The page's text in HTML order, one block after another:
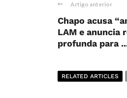
Artigo anterior
Chapo acusa
LAM e anuncia
profunda para
RELATED ARTICLES